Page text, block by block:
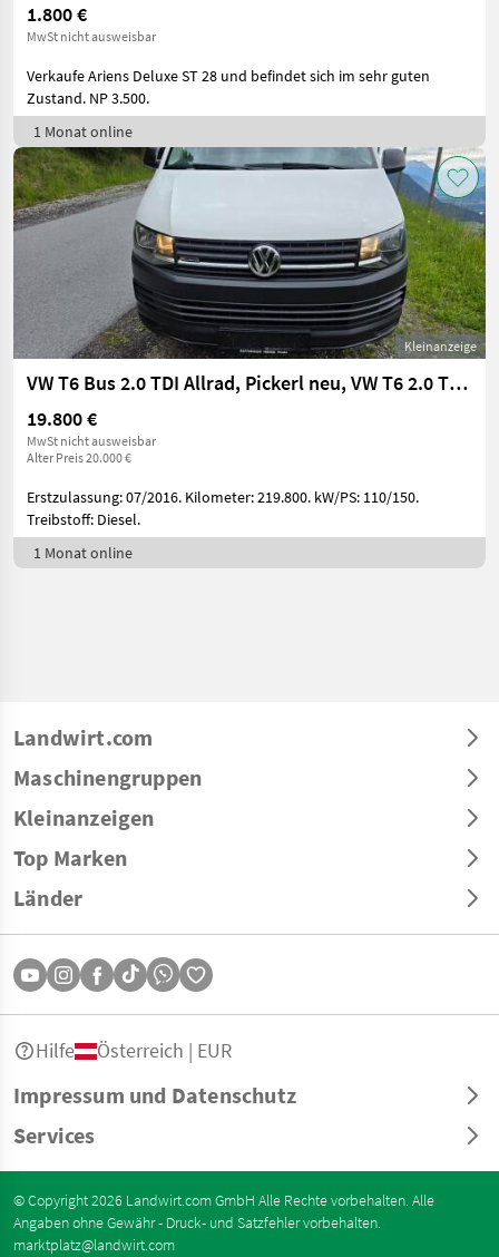
1.800 €
MwSt nicht ausweisbar
Verkaufe Ariens Deluxe ST 28 und befindet sich im sehr guten
Zustand. NP 3.500.
1 Monat online
Kleinanzeige
VW T6 Bus 2.0 TDI Allrad, Pickerl neu, VW T6 2.0 TDI 4Motion
19.800 €
MwSt nicht ausweisbar
Alter Preis 20.000 €
Erstzulassung: 07/2016. Kilometer: 219.800. kW/PS: 110/150.
Treibstoff: Diesel.
1 Monat online
Landwirt.com
Maschinengruppen
Kleinanzeigen
Top Marken
Länder
Impressum und Datenschutz
Services
Hilfe Österreich | EUR
© Copyright 2026 Landwirt.com GmbH Alle Rechte vorbehalten. Alle
Angaben ohne Gewähr - Druck- und Satzfehler vorbehalten.
marktplatz@landwirt.com